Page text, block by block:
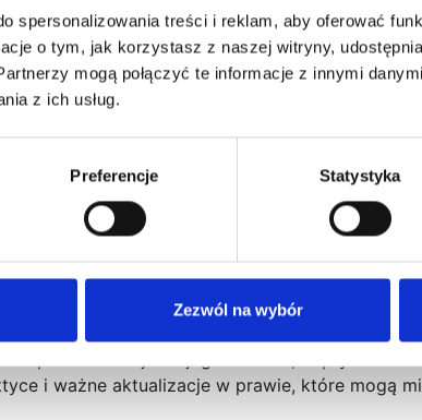
spersonalizowania treści i reklam, aby oferować
o tym, jak korzystasz z naszej witryny,
mogą połączyć te informacje z innymi
z ich usług.
Preferencje Statystyka
Zezwól na wybór
dotychczas w Polsce formy prowadzenia
o nowatorskim rozwiązaniu polegającym na
akcyjną.
dla jej funkcjonowania jest jej
rozwój Twojego biznesu,
i ważne aktualizacje w prawie, które mogą